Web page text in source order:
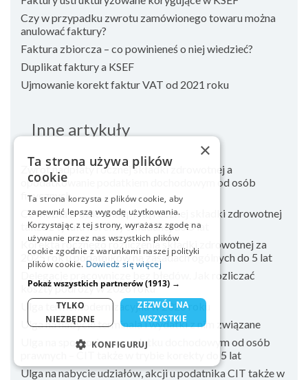
Czy w przypadku zwrotu zamówionego towaru można
anulować faktury?
Faktura zbiorcza – co powinieneś o niej wiedzieć?
Duplikat faktury a KSEF
Ujmowanie korekt faktur VAT od 2021 roku
Inne artykuły
Zwrot nadpłaty rocznej składki zdrowotnej a
opodatkowanie podatkiem dochodowym od osób
fizycznych
Co można zrobić z nadpłatą rocznej składki zdrowotnej
także z tytułu korekty składanej do 5 lat
Korekta rocznego rozliczenia składki zdrowotnej za
2025 rok u podatników na zasadach ogólnych do 5 lat
Delegacje pracownicze bez błędów. Jak rozliczać
koszty podróży w 2026 roku
Ulga termomodernizacyjna w 2026 roku
Ulga na nabycie terminala i wydatki z nim związane
Ulga na sponsoring w podatku dochodowym od osób
prawnych – CIT także w trybie korekty do 5 lat
Ulga na nabycie udziałów, akcji u podatnika CIT także w
×
Ta strona używa plików
cookie
Ta strona korzysta z plików cookie, aby
zapewnić lepszą wygodę użytkowania.
Korzystając z tej strony, wyrażasz zgodę na
używanie przez nas wszystkich plików
cookie zgodnie z warunkami naszej polityki
plików cookie. Dowiedz się więcej
Pokaż wszystkich partnerów(1913) →
ZEZWÓL NA
WSZYSTKIE
TYLKO
NIEZBĘDNE
KONFIGURUJ
NIEZBĘDNE